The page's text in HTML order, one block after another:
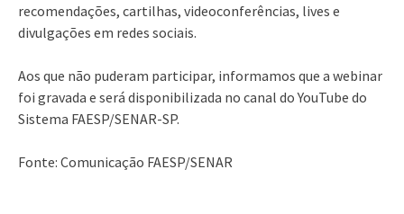
recomendações, cartilhas, videoconferências, lives e
divulgações em redes sociais.
Aos que não puderam participar, informamos que a webinar
foi gravada e será disponibilizada no canal do YouTube do
Sistema FAESP/SENAR-SP.
Fonte: Comunicação FAESP/SENAR